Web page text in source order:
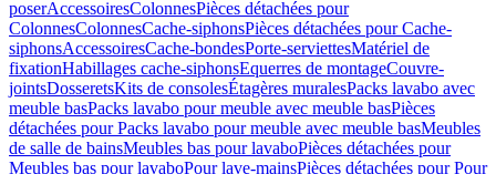
poserAccessoiresColonnesPièces détachées pour
ColonnesColonnesCache-siphonsPièces détachées pour Cache-
siphonsAccessoiresCache-bondesPorte-serviettesMatériel de
fixationHabillages cache-siphonsEquerres de montageCouvre-
jointsDosseretsKits de consolesÉtagères muralesPacks lavabo avec
meuble basPacks lavabo pour meuble avec meuble basPièces
détachées pour Packs lavabo pour meuble avec meuble basMeubles
de salle de bainsMeubles bas pour lavaboPièces détachées pour
Meubles bas pour lavaboPour lave-mainsPièces détachées pour Pour